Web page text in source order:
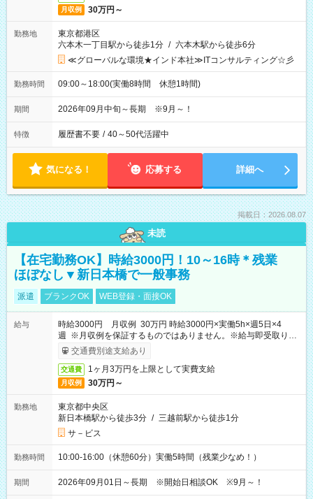
月収例 30万円～
勤務地
東京都港区
六本木一丁目駅から徒歩1分 / 六本木駅から徒歩6分
≪グローバルな環境★インド本社≫ITコンサルティング☆彡
勤務時間 09:00～18:00(実働8時間 休憩1時間)
期間 2026年09月中旬～長期 ※9月～！
特徴 履歴書不要 / 40～50代活躍中
気になる！ 応募する 詳細へ
掲載日：2026.08.07
未読
【在宅勤務OK】時給3000円！10～16時＊残業
ほぼなし▼新日本橋で一般事務
派遣 ブランクOK WEB登録・面接OK
給与
時給3000円 月収例 30万円 時給3000円×実働5h×週5日×4
週 ※月収例を保証するものではありません。※給与即受取りサ
ービス利用可（利用条件有）
交通費別途支給あり
交通費 1ヶ月3万円を上限として実費支給
月収例 30万円～
勤務地
東京都中央区
新日本橋駅から徒歩3分 / 三越前駅から徒歩1分
サ－ビス
勤務時間 10:00-16:00（休憩60分）実働5時間（残業少なめ！）
期間 2026年09月01日～長期 ※開始日相談OK ※9月～！